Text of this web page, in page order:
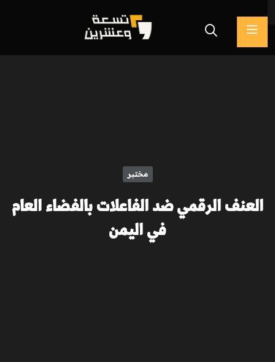
مختبر
العنف الرقمي ضد الفاعلات بالفضاء العام
في اليمن